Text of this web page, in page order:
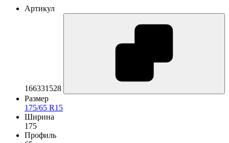
Артикул
166331528
Размер
175/65 R15
Ширина
175
Профиль